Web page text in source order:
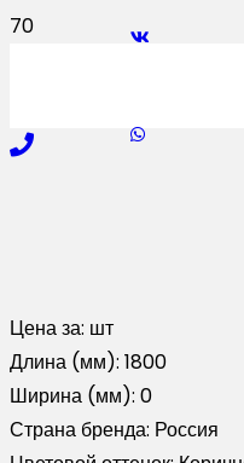
Цена за: шт
Длина (мм): 1800
Ширина (мм): 0
Страна бренда: Россия